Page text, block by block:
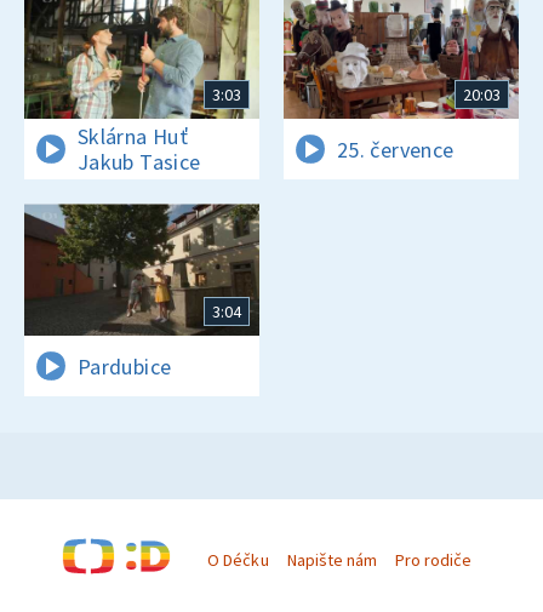
3:03
Sklárna Huť
Jakub Tasice
20:03
25. července
3:04
Pardubice
O Déčku Napište nám Pro rodiče